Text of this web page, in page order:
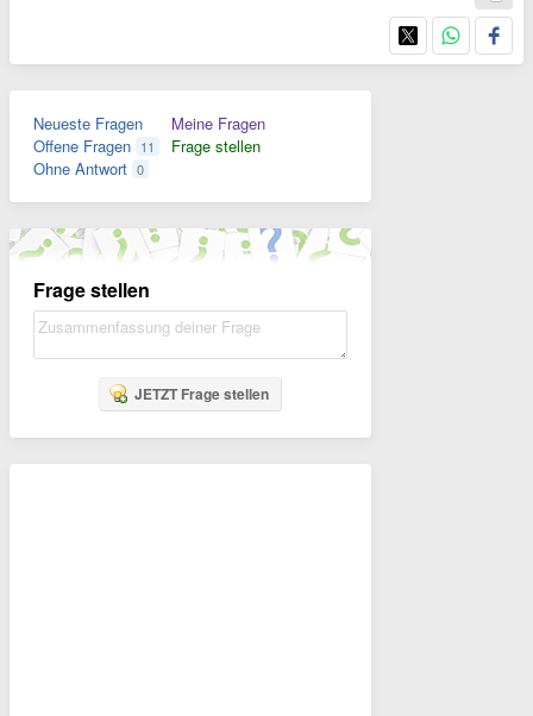
Neueste Fragen
Offene Fragen 11
Ohne Antwort 0
Meine Fragen
Frage stellen
Frage stellen
JETZT Frage stellen